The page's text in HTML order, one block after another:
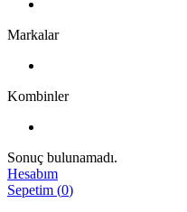
Markalar
Kombinler
Sonuç bulunamadı.
Hesabım
Sepetim (0)